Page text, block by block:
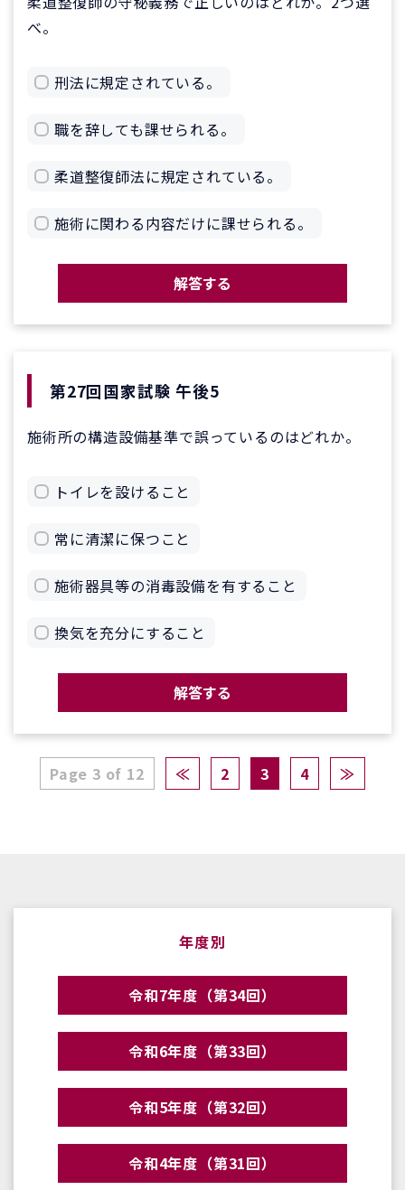
べ。
刑法に規定されている。
職を辞しても課せられる。
柔道整復師法に規定されている。
施術に関わる内容だけに課せられる。
解答する
第27回国家試験 午後5
施術所の構造設備基準で誤っているのはどれか。
トイレを設けること
常に清潔に保つこと
施術器具等の消毒設備を有すること
換気を充分にすること
解答する
Page 3 of 12 ≪ 2 3 4 ≫
年度別
令和7年度（第34回）
令和6年度（第33回）
令和5年度（第32回）
令和4年度（第31回）